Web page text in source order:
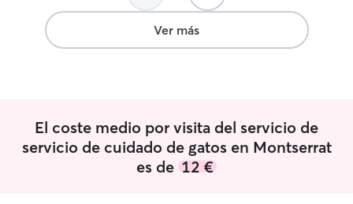
Ver más
El coste medio por visita del servicio de
servicio de cuidado de gatos en Montserrat
es de 12 €